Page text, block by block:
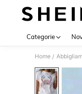
Categorie
Home /